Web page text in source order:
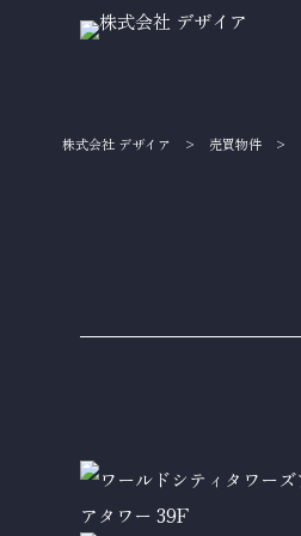
株式会社 デザイア > 売買物件 >